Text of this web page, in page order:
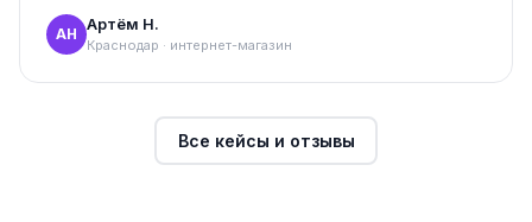
АН
Артём Н.
Краснодар · интернет-магазин
Все кейсы и отзывы